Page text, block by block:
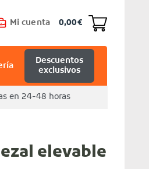
Mi cuenta 0,00€
Descuentos
exclusivos
en 24-48 horas
elevable